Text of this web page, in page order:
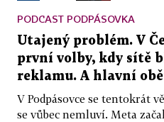
PODCAST PODPÁSOVKA
Utajený problém. V
první volby, kdy sítě
reklamu. A hlavní
V Podpásovce se tentokrát
se vůbec nemluví. Meta